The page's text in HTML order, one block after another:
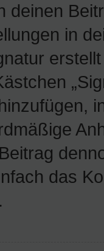
deinen
in
das